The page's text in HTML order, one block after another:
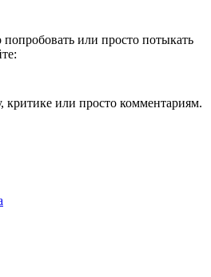
или просто потыкать
критике или просто комментариям.